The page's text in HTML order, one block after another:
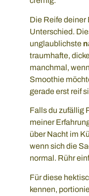
Die Reife deiner
Unterschied.
unglaublichste
traumhafte,
manchmal,
Smoothie
gerade erst reif
Falls du zufällig
meiner
über Nacht im
wenn sich die
normal. Rühr
Für diese
kennen,